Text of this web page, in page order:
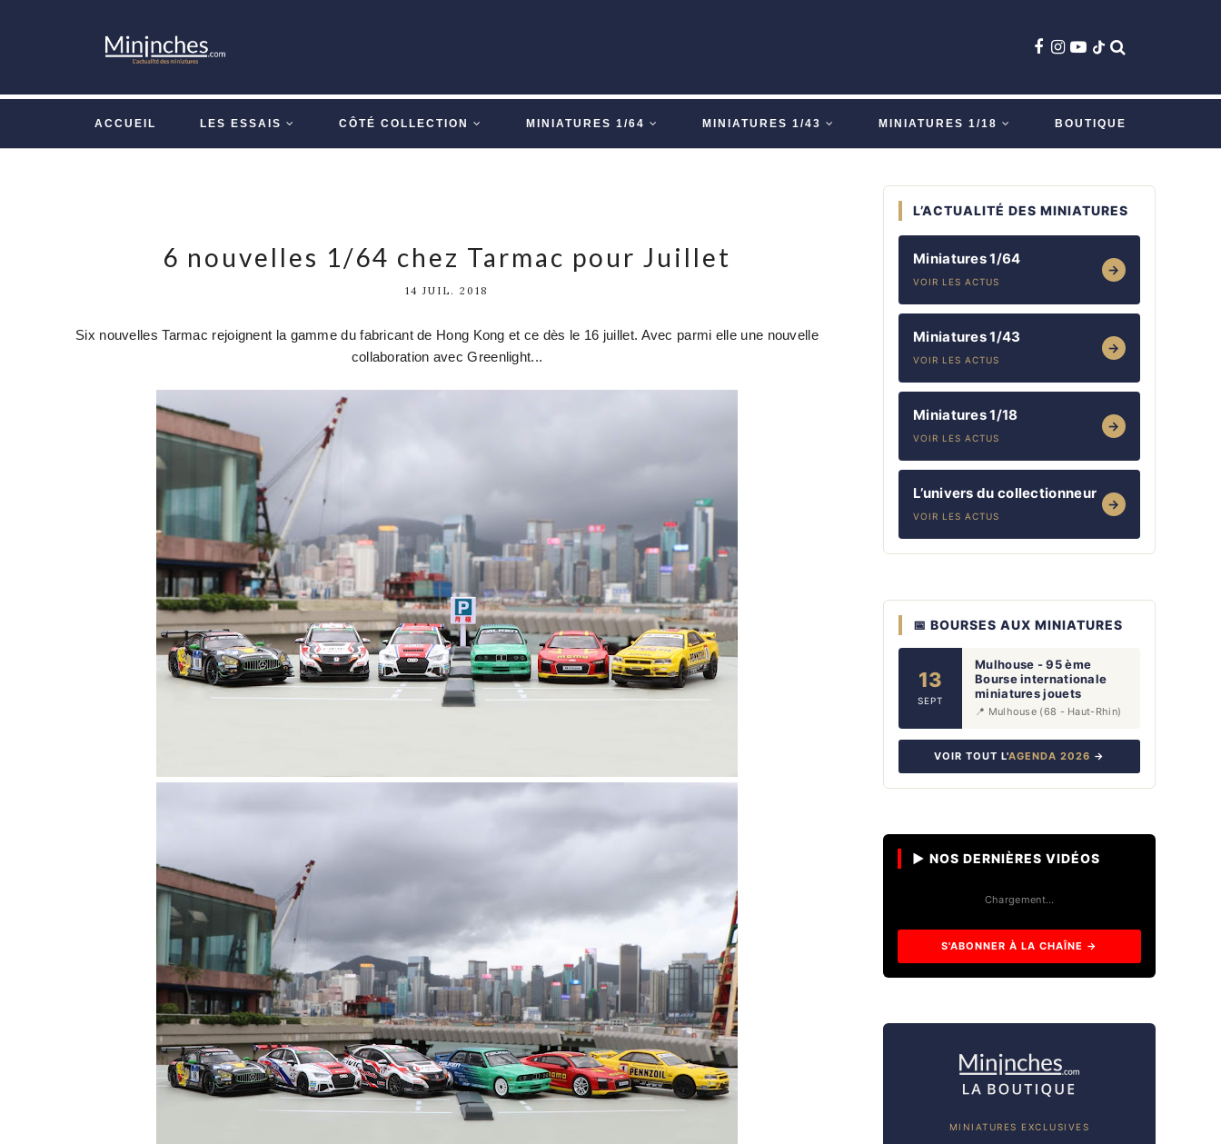
ACCUEIL LES ESSAIS CÔTÉ COLLECTION MINIATURES 1/64 MINIATURES 1/43 MINIATURES 1/18 BOUTIQUE
6 nouvelles 1/64 chez Tarmac pour Juillet
14 JUIL. 2018
Six nouvelles Tarmac rejoignent la gamme du fabricant de Hong Kong et ce dès le 16 juillet. Avec parmi elle une nouvelle
collaboration avec Greenlight...
L’ACTUALITÉ DES MINIATURES
Miniatures 1/64
VOIR LES ACTUS
→
Miniatures 1/43
VOIR LES ACTUS
→
Miniatures 1/18
VOIR LES ACTUS
→
L’univers du collectionneur
VOIR LES ACTUS
→
📅 BOURSES AUX MINIATURES
13
SEPT
Mulhouse - 95 ème
Bourse internationale
miniatures jouets
📍 Mulhouse (68 - Haut-Rhin)
VOIR TOUT L'AGENDA 2026 →
▶ NOS DERNIÈRES VIDÉOS
Chargement…
S'ABONNER À LA CHAÎNE →
MINIATURES EXCLUSIVES